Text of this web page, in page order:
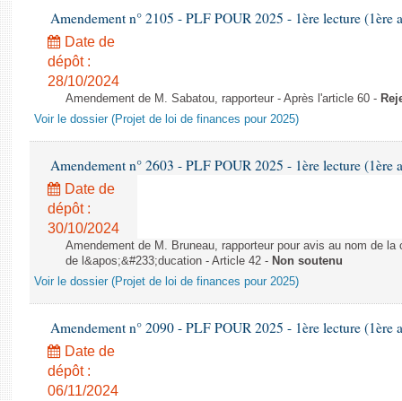
Amendement n° 2105 - PLF POUR 2025 - 1ère lecture (1ère
Date de
dépôt :
28/10/2024
Amendement de M. Sabatou, rapporteur - Après l'article 60 -
Voir le dossier (Projet de loi de finances pour 2025)
Amendement n° 2603 - PLF POUR 2025 - 1ère lecture (1ère
Date de
dépôt :
30/10/2024
Amendement de M. Bruneau, rapporteur pour avis au nom de
de l&apos;&#233;ducation - Article 42 - Non soutenu
Voir le dossier (Projet de loi de finances pour 2025)
Amendement n° 2090 - PLF POUR 2025 - 1ère lecture (1ère
Date de
dépôt :
06/11/2024